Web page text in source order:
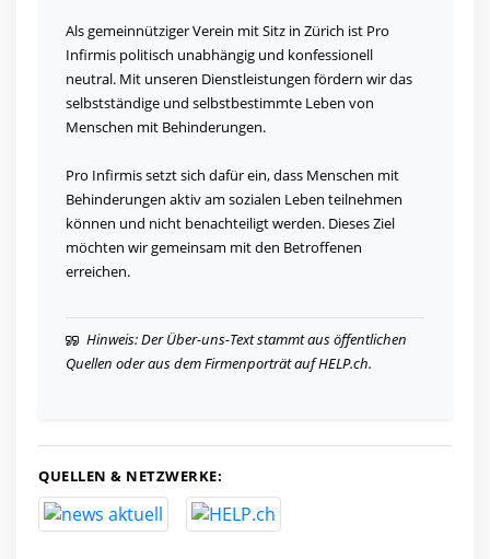
Als gemeinnütziger Verein mit Sitz in Zürich ist Pro
Infirmis politisch unabhängig und konfessionell
neutral. Mit unseren Dienstleistungen fördern wir das
selbstständige und selbstbestimmte Leben von
Menschen mit Behinderungen.
Pro Infirmis setzt sich dafür ein, dass Menschen mit
Behinderungen aktiv am sozialen Leben teilnehmen
können und nicht benachteiligt werden. Dieses Ziel
möchten wir gemeinsam mit den Betroffenen
erreichen.
Hinweis: Der Über-uns-Text stammt aus öffentlichen
Quellen oder aus dem Firmenporträt auf HELP.ch.
QUELLEN & NETZWERKE: